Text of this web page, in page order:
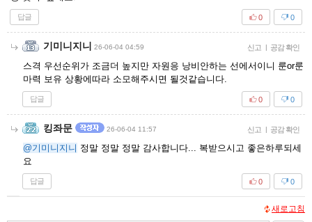
답글 0
0
기미니지니 26-06-04 04:59 신고 | 공감 확인
스격 우선순위가 조금더 높지만 자원응 낭비안하는 선에서이니 룬or룬
마력 보유 상황에따라 소모해주시면 될것같습니다.
답글 0
0
킹좌문 26-06-04 11:57 신고 | 공감 확인
@기미니지니 정말 정말 정말 감사합니다... 복받으시고 좋은하루되세
요
답글 0
0
새로고침